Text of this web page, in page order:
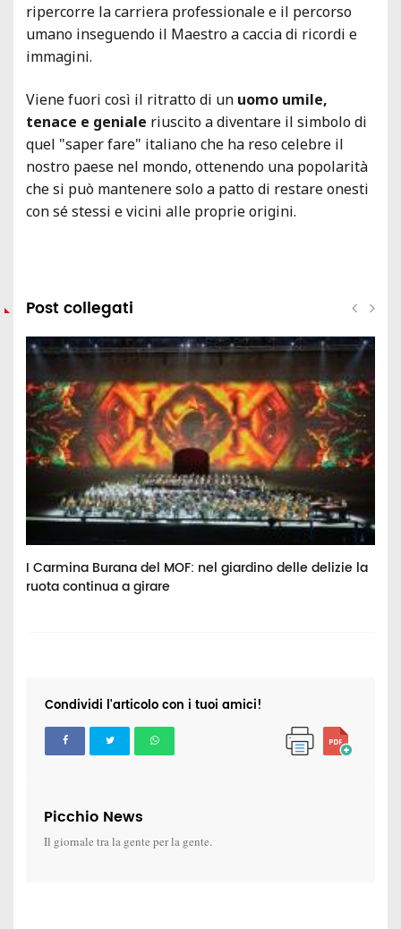
ripercorre la carriera professionale e il percorso
umano inseguendo il Maestro a caccia di ricordi e
immagini.
Viene fuori così il ritratto di un uomo umile,
tenace e geniale riuscito a diventare il simbolo di
quel "saper fare" italiano che ha reso celebre il
nostro paese nel mondo, ottenendo una popolarità
che si può mantenere solo a patto di restare onesti
con sé stessi e vicini alle proprie origini.
Post collegati
I Carmina Burana del MOF: nel giardino delle delizie la
ruota continua a girare
Condividi l'articolo con i tuoi amici!
Picchio News
Il giornale tra la gente per la gente.